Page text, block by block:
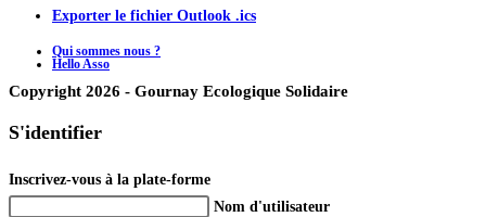
Exporter le fichier Outlook .ics
Qui sommes nous ?
Hello Asso
Copyright 2026 - Gournay Ecologique Solidaire
S'identifier
Inscrivez-vous à la plate-forme
Nom d'utilisateur